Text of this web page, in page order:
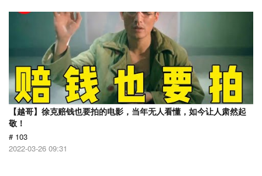
【越哥】徐克赔钱也要拍的电影，当年无人看懂，如今让人肃然起
敬！
# 103
2022-03-26 09:31